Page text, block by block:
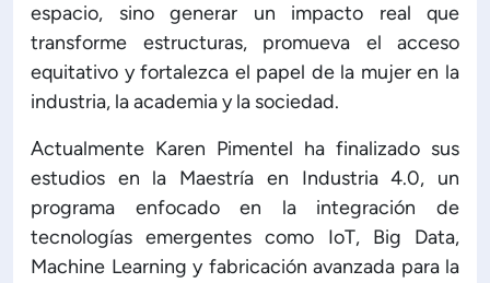
espacio, sino generar un impacto real que
transforme estructuras, promueva el acceso
equitativo y fortalezca el papel de la mujer en la
industria, la academia y la sociedad.
Actualmente Karen Pimentel ha finalizado sus
estudios en la Maestría en Industria 4.0, un
programa enfocado en la integración de
tecnologías emergentes como IoT, Big Data,
Machine Learning y fabricación avanzada para la